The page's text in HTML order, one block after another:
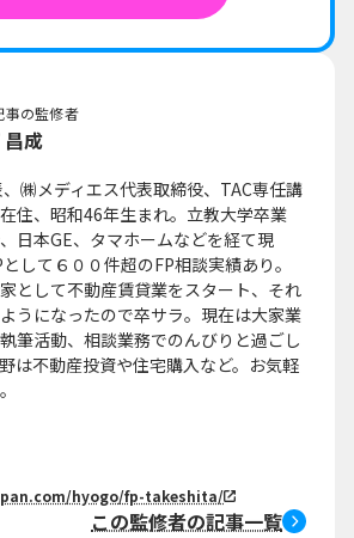
事の監修者
成
㈱メディエス代表取締役、TAC専任講
住、昭和46年生まれ。立教大学卒業
日本GE、タマホームなどを経て現
して６００件超のFP相談実績あり。
として不動産賃貸業をスタート、それ
うになったので卒サラ。現在は大家業
筆活動、相談業務でのんびりと過ごし
は不動産投資や住宅購入など。お気軽
hyogo/fp-takeshita/
この監修者の記事一覧